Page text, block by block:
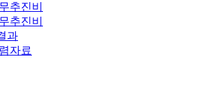
추진비
추진비
과
자료